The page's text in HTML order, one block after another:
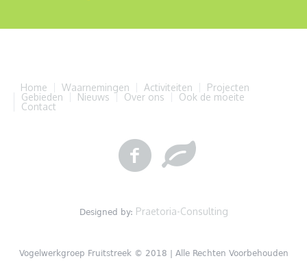
Home Waarnemingen Activiteiten
Projecten
Gebieden
Nieuws Over ons
Ook de moeite
Contact
Designed by: Praetoria-Consulting
Vogelwerkgroep Fruitstreek © 2018 | Alle Rechten Voorbehouden